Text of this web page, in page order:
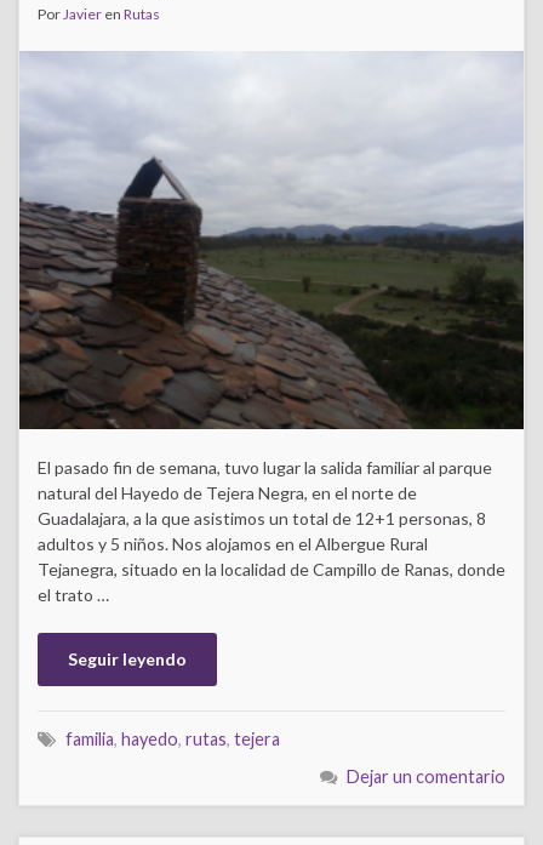
PorJavier en Rutas
El pasado fin de semana, tuvo lugar la salida familiar al parque
natural del Hayedo de Tejera Negra, en el norte de
Guadalajara, a la que asistimos un total de 12+1 personas, 8
adultos y 5 niños. Nos alojamos en el Albergue Rural
Tejanegra, situado en la localidad de Campillo de Ranas, donde
el trato …
Seguir leyendo
familia, hayedo, rutas, tejera
Dejar un comentario